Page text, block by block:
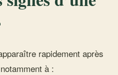
rapidement après
à :